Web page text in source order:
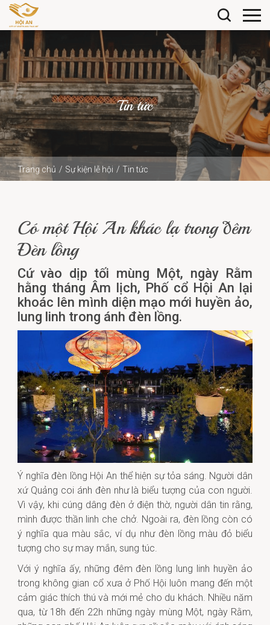
Tin tức
Trang chủ Sự kiện lễ hội
Tin tức
Có một Hội An khác lạ trong đêm
Đèn lồng
Cứ vào dịp tối mùng Một, ngày Rằm
hằng tháng Âm lịch, Phố cổ Hội An lại
khoác lên mình diện mạo mới huyền ảo,
lung linh trong ánh đèn lồng.
Ý nghĩa đèn lồng Hội An thể hiện sự tỏa sáng. Người dân
xứ Quảng coi ánh đèn như là biểu tượng của con người.
Vì vậy, khi cúng dâng đèn ở điện thờ, người dân tin rằng,
mình được thần linh che chở. Ngoài ra, đèn lồng còn có
ý nghĩa qua màu sắc, ví dụ như đèn lồng màu đỏ biểu
tượng cho sự may mắn, sung túc.
Với ý nghĩa ấy, những đêm đèn lồng lung linh huyền ảo
trong không gian cổ xưa ở Phố Hội luôn mang đến một
cảm giác thích thú và mới mẻ cho du khách. Nhiều năm
qua, từ 18h đến 22h những ngày mùng Một, ngày Rằm,